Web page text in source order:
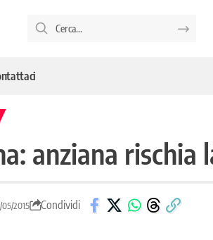
anziana rischia
2015 Condividi